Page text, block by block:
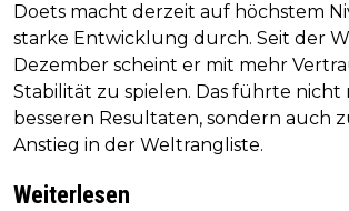
Doets macht derzeit auf höchstem
starke Entwicklung durch. Seit der
Dezember scheint er mit mehr
Stabilität zu spielen. Das führte nicht
besseren Resultaten, sondern auch
Anstieg in der Weltrangliste.
Weiterlesen